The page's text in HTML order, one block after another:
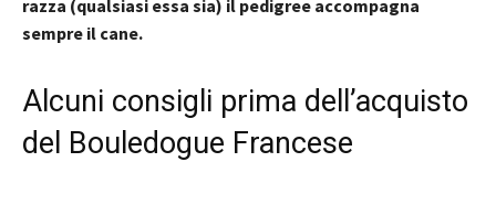
razza (qualsiasi essa sia) il pedigree accompagna
sempre il cane.
Alcuni consigli prima dell’acquisto
del Bouledogue Francese